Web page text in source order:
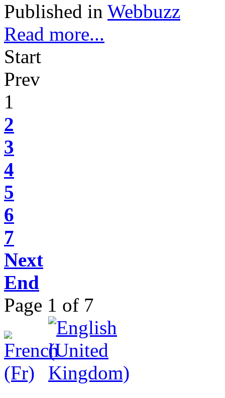
Published in Webbuzz
Read more...
Start
Prev
1
2
3
4
5
6
7
Next
End
Page 1 of 7